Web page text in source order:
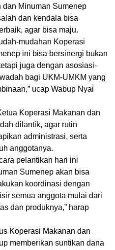
Minuman Sumenep
dan kendala bisa
agar bisa maju.
mudahan Koperasi
ini bisa bersinergi bukan
juga dengan asosiasi-
bagi UKM-UMKM yang
ucap Wabup Nyai
Koperasi Makanan dan
dilantik, agar rutin
administrasi, serta
anggotanya.
pelantikan hari ini
Sumenep akan bisa
koordinasi dengan
semua anggota mulai dari
dan produknya,” harap
Koperasi Makanan dan
memberikan suntikan dana